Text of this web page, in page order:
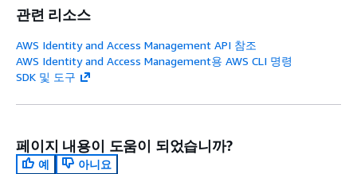
관련 리소스
AWS Identity and Access Management API 참조
AWS Identity and Access Management용 AWS CLI 명령
SDK 및 도구
페이지 내용이 도움이 되었습니까?
예
아니요